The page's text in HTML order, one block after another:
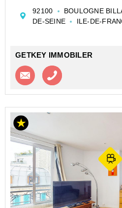
douche. Une cave. Petite
comm...
92100 BOULOGNE
DE-SEINE
ILE-DE-
GETKEY IMMOBILER
Contacter l'agence